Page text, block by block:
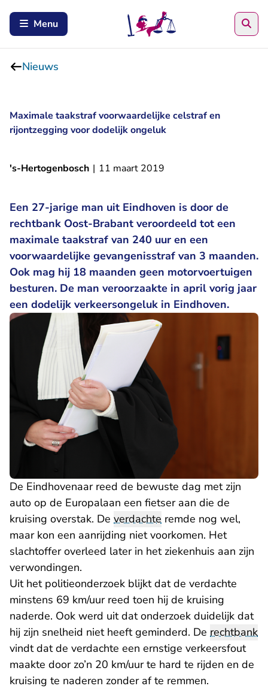
Menu
Nieuws
Maximale taakstraf voorwaardelijke celstraf en
rijontzegging voor dodelijk ongeluk
's-Hertogenbosch | 11 maart 2019
Een 27-jarige man uit Eindhoven is door de
rechtbank Oost-Brabant veroordeeld tot een
maximale taakstraf van 240 uur en een
voorwaardelijke gevangenisstraf van 3 maanden.
Ook mag hij 18 maanden geen motorvoertuigen
besturen. De man veroorzaakte in april vorig jaar
een dodelijk verkeersongeluk in Eindhoven.
De Eindhovenaar reed de bewuste dag met zijn
auto op de Europalaan een fietser aan die de
kruising overstak. De verdachte remde nog wel,
maar kon een aanrijding niet voorkomen. Het
slachtoffer overleed later in het ziekenhuis aan zijn
verwondingen.
Uit het politieonderzoek blijkt dat de verdachte
minstens 69 km/uur reed toen hij de kruising
naderde. Ook werd uit dat onderzoek duidelijk dat
hij zijn snelheid niet heeft geminderd. De rechtbank
vindt dat de verdachte een ernstige verkeersfout
maakte door zo’n 20 km/uur te hard te rijden en de
kruising te naderen zonder af te remmen.